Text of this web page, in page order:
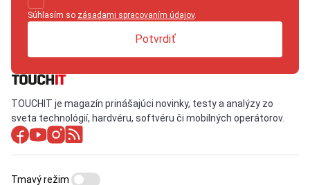
Súhlasím so zásadami spracovaním údajov.
Potvrdiť
TOUCHIT je magazín prinášajúci novinky, testy a analýzy zo
sveta technológií, hardvéru, softvéru či mobilných operátorov.
Tmavý režim